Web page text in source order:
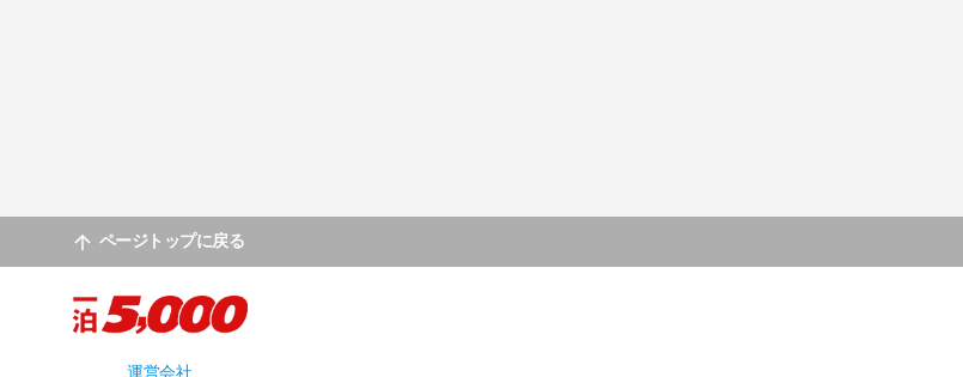
ページトップに戻る
運営会社